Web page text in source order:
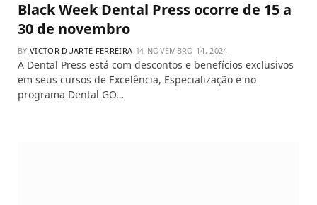
Black Week Dental Press ocorre de 15 a
30 de novembro
BY VICTOR DUARTE FERREIRA NOVEMBRO 14, 2024
A Dental Press está com descontos e benefícios exclusivos
em seus cursos de Excelência, Especialização e no
programa Dental GO…